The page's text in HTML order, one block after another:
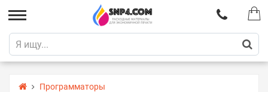
Программаторы